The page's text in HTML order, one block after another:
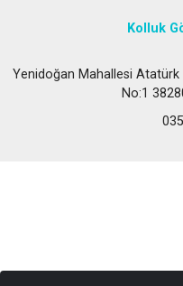
Kolluk
Yenidoğan Mahallesi Atatürk
No:1